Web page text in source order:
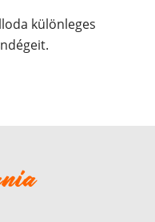
különleges